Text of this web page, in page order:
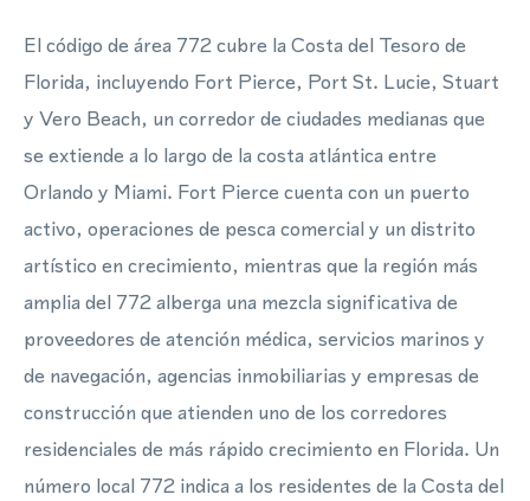
El código de área 772 cubre la Costa del Tesoro de
Florida, incluyendo Fort Pierce, Port St. Lucie, Stuart
y Vero Beach, un corredor de ciudades medianas que
se extiende a lo largo de la costa atlántica entre
Orlando y Miami. Fort Pierce cuenta con un puerto
activo, operaciones de pesca comercial y un distrito
artístico en crecimiento, mientras que la región más
amplia del 772 alberga una mezcla significativa de
proveedores de atención médica, servicios marinos y
de navegación, agencias inmobiliarias y empresas de
construcción que atienden uno de los corredores
residenciales de más rápido crecimiento en Florida. Un
número local 772 indica a los residentes de la Costa del